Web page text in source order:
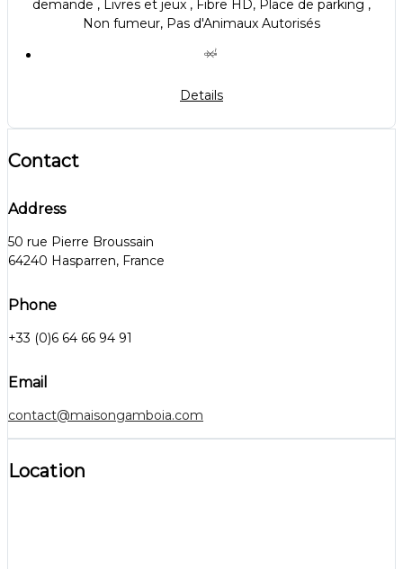
demande , Livres et jeux , Fibre HD, Place de parking ,
Non fumeur, Pas d'Animaux Autorisés
Details
Contact
Address
50 rue Pierre Broussain
64240 Hasparren, France
Phone
+33 (0)6 64 66 94 91
Email
contact@maisongamboia.com
Location